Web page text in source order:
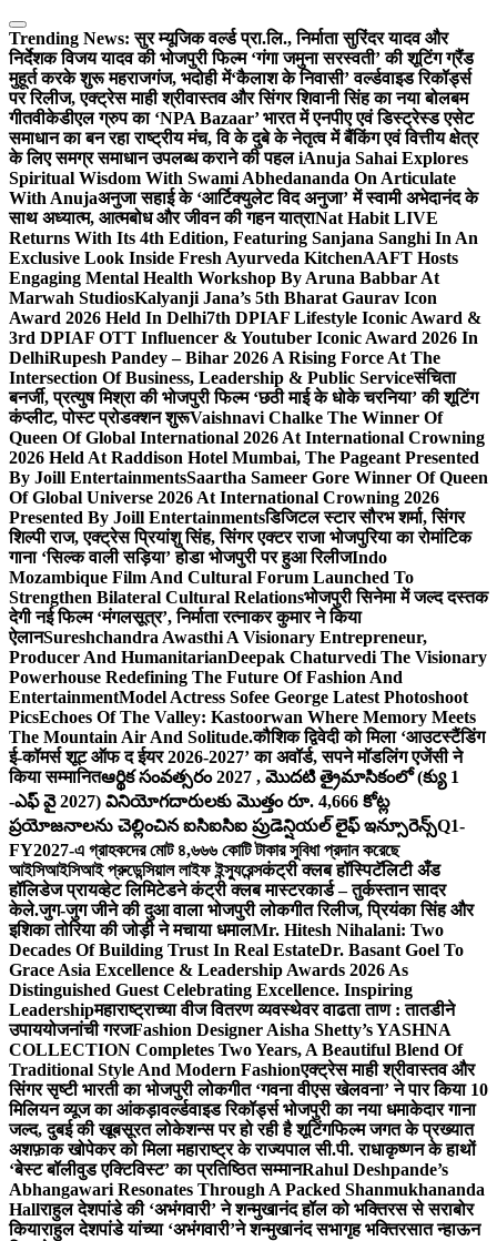
Skip
to
content
Trending News: सुर म्यूजिक वर्ल्ड प्रा.लि., निर्माता सुरिंदर यादव और
निर्देशक विजय यादव की भोजपुरी फिल्म ‘गंगा जमुना सरस्वती’ की शूटिंग ग्रैंड
मुहूर्त करके शुरू महराजगंज, भदोही में‘कैलाश के निवासी’ वर्ल्डवाइड रिकॉर्ड्स
पर रिलीज, एक्ट्रेस माही श्रीवास्तव और सिंगर शिवानी सिंह का नया बोलबम
गीतवीकेडीएल ग्रुप का ‘NPA Bazaar’ भारत में एनपीए एवं डिस्ट्रेस्ड एसेट
समाधान का बन रहा राष्ट्रीय मंच, वि के दुबे के नेतृत्व में बैंकिंग एवं वित्तीय क्षेत्र
के लिए समग्र समाधान उपलब्ध कराने की पहल iAnuja Sahai Explores
Spiritual Wisdom With Swami Abhedananda On Articulate
With Anujaअनुजा सहाई के ‘आर्टिक्युलेट विद अनुजा’ में स्वामी अभेदानंद के
साथ अध्यात्म, आत्मबोध और जीवन की गहन यात्राNat Habit LIVE
Returns With Its 4th Edition, Featuring Sanjana Sanghi In An
Exclusive Look Inside Fresh Ayurveda KitchenAAFT Hosts
Engaging Mental Health Workshop By Aruna Babbar At
Marwah StudiosKalyanji Jana’s 5th Bharat Gaurav Icon
Award 2026 Held In Delhi7th DPIAF Lifestyle Iconic Award &
3rd DPIAF OTT Influencer & Youtuber Iconic Award 2026 In
DelhiRupesh Pandey – Bihar 2026 A Rising Force At The
Intersection Of Business, Leadership & Public Serviceसंचिता
बनर्जी, प्रत्युष मिश्रा की भोजपुरी फिल्म ‘छठी माई के धोके चरनिया’ की शूटिंग
कंप्लीट, पोस्ट प्रोडक्शन शुरूVaishnavi Chalke The Winner Of
Queen Of Global International 2026 At International Crowning
2026 Held At Raddison Hotel Mumbai, The Pageant Presented
By Joill EntertainmentsSaartha Sameer Gore Winner Of Queen
Of Global Universe 2026 At International Crowning 2026
Presented By Joill Entertainmentsडिजिटल स्टार सौरभ शर्मा, सिंगर
शिल्पी राज, एक्ट्रेस प्रियांशु सिंह, सिंगर एक्टर राजा भोजपुरिया का रोमांटिक
गाना ‘सिल्क वाली सड़िया’ होडा भोजपुरी पर हुआ रिलीजIndo
Mozambique Film And Cultural Forum Launched To
Strengthen Bilateral Cultural Relationsभोजपुरी सिनेमा में जल्द दस्तक
देगी नई फिल्म ‘मंगलसूत्र’, निर्माता रत्नाकर कुमार ने किया
ऐलानSureshchandra Awasthi A Visionary Entrepreneur,
Producer And HumanitarianDeepak Chaturvedi The Visionary
Powerhouse Redefining The Future Of Fashion And
EntertainmentModel Actress Sofee George Latest Photoshoot
PicsEchoes Of The Valley: Kastoorwan Where Memory Meets
The Mountain Air And Solitude.कौशिक द्विवेदी को मिला ‘आउटस्टैंडिंग
ई-कॉमर्स शूट ऑफ द ईयर 2026-2027’ का अवॉर्ड, सपने मॉडलिंग एजेंसी ने
किया सम्मानितఆర్థిక సంవత్సరం 2027 , మొదటి త్రైమాసికంలో (క్యు 1
-ఎఫ్ వై 2027) వినియోగదారులకు మొత్తం రూ. 4,666 కోట్ల
ప్రయోజనాలను చెల్లించిన ఐసిఐసిఐ ప్రుడెన్షియల్ లైఫ్ ఇన్సూరెన్స్Q1-
FY2027-এ গ্রাহকদের মোট ৪,৬৬৬ কোটি টাকার সুবিধা প্রদান করেছে
আইসিআইসিআই প্রুডেন্সিয়াল লাইফ ইন্স্যুরেন্সकंट्री क्लब हॉस्पिटॅलिटी अँड
हॉलिडेज प्रायव्हेट लिमिटेडने कंट्री क्लब मास्टरकार्ड – तुर्कस्तान सादर
केले.जुग-जुग जीने की दुआ वाला भोजपुरी लोकगीत रिलीज, प्रियंका सिंह और
इशिका तोरिया की जोड़ी ने मचाया धमालMr. Hitesh Nihalani: Two
Decades Of Building Trust In Real EstateDr. Basant Goel To
Grace Asia Excellence & Leadership Awards 2026 As
Distinguished Guest Celebrating Excellence. Inspiring
Leadershipमहाराष्ट्राच्या वीज वितरण व्यवस्थेवर वाढता ताण : तातडीने
उपाययोजनांची गरजFashion Designer Aisha Shetty’s YASHNA
COLLECTION Completes Two Years, A Beautiful Blend Of
Traditional Style And Modern Fashionएक्ट्रेस माही श्रीवास्तव और
सिंगर सृष्टी भारती का भोजपुरी लोकगीत ‘गवना वीएस खेलवना’ ने पार किया 10
मिलियन व्यूज का आंकड़ावर्ल्डवाइड रिकॉर्ड्स भोजपुरी का नया धमाकेदार गाना
जल्द, दुबई की खूबसूरत लोकेशन्स पर हो रही है शूटिंगफिल्म जगत के प्रख्यात
अशफ़ाक खोपेकर को मिला महाराष्ट्र के राज्यपाल सी.पी. राधाकृष्णन के हाथों
‘बेस्ट बॉलीवुड एक्टिविस्ट’ का प्रतिष्ठित सम्मानRahul Deshpande’s
Abhangawari Resonates Through A Packed Shanmukhananda
Hallराहुल देशपांडे की ‘अभंगवारी’ ने शन्मुखानंद हॉल को भक्तिरस से सराबोर
कियाराहुल देशपांडे यांच्या ‘अभंगवारी’ने शन्मुखानंद सभागृह भक्तिरसात न्हाऊन